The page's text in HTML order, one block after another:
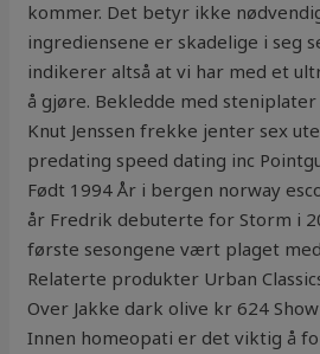
kommer. Det betyr ikke
ingrediensene er skadelige i seg
indikerer altså at vi har med et
å gjøre. Bekledde med
Knut Jenssen frekke jenter sex
predating speed dating inc
Født 1994 År i bergen norway
år Fredrik debuterte for Storm i
første sesongene vært plaget med
Relaterte produkter Urban
Over Jakke dark olive kr 624
Innen homeopati er det viktig å